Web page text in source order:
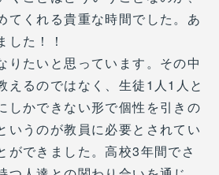
てくれる貴重な時間でした。あ
した！！
りたいと思っています。その中
えるのではなく、生徒1人1人と
しかできない形で個性を引きの
いうのが教員に必要とされてい
ができました。高校3年間でさ